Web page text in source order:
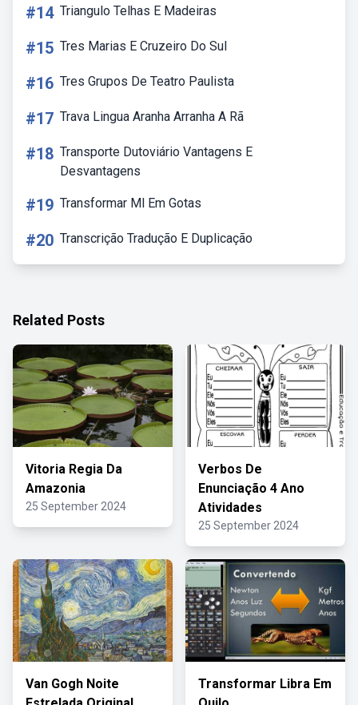
#14 Triangulo Telhas E Madeiras
#15 Tres Marias E Cruzeiro Do Sul
#16 Tres Grupos De Teatro Paulista
#17 Trava Lingua Aranha Arranha A Rã
#18 Transporte Dutoviário Vantagens E
Desvantagens
#19 Transformar Ml Em Gotas
#20 Transcrição Tradução E Duplicação
Related Posts
Vitoria Regia Da
Amazonia
25 September 2024
Verbos De
Enunciação 4 Ano
Atividades
25 September 2024
Van Gogh Noite
Transformar Libra Em